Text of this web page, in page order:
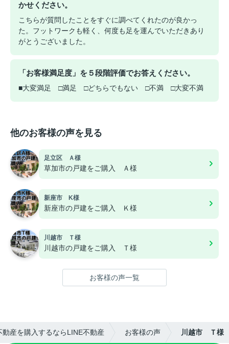
かせください。
こちらが質問したことをすぐに調べてくれたのが良かっ
た。フットワークも軽く、何度も足を運んでいただきあり
がとうございました。
「お客様満足度」を５段階評価でお答えください。
■大変満足 □満足 □どちらでもない □不満 □大変不満
他のお客様の声を見る
足立区 Ａ様
草加市の戸建をご購入 Ａ様
新座市 K様
新座市の戸建をご購入 Ｋ様
川越市 Ｔ様
川越市の戸建をご購入 Ｔ様
お客様の声一覧
動産を購入するならLINE不動産 お客様の声 川越市 Ｔ様